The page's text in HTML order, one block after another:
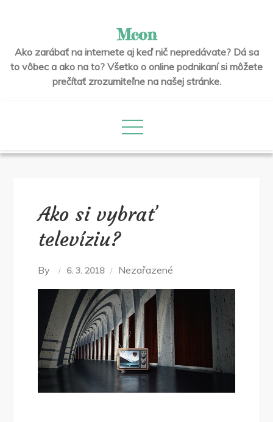
Mcon
Ako zarábať na internete aj keď nič nepredávate? Dá sa
to vôbec a ako na to? Všetko o online podnikaní si môžete
prečítať zrozumiteľne na našej stránke.
Ako si vybrať
televíziu?
By 6. 3. 2018 Nezařazené